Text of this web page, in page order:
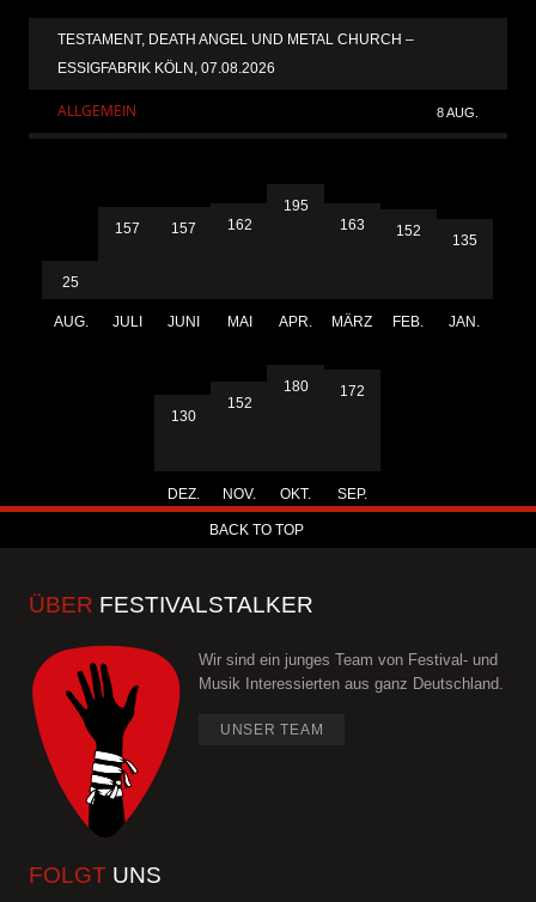
TESTAMENT, DEATH ANGEL UND METAL CHURCH –
ESSIGFABRIK KÖLN, 07.08.2026
ALLGEMEIN 8 AUG.
25
AUG.
157
JULI
157
JUNI
162
MAI
195
APR.
163
MÄRZ
152
FEB.
135
JAN.
130
DEZ.
152
NOV.
180
OKT.
172
SEP.
BACK TO TOP
ÜBER FESTIVALSTALKER
Wir sind ein junges Team von Festival- und
Musik Interessierten aus ganz Deutschland.
UNSER TEAM
FOLGT UNS